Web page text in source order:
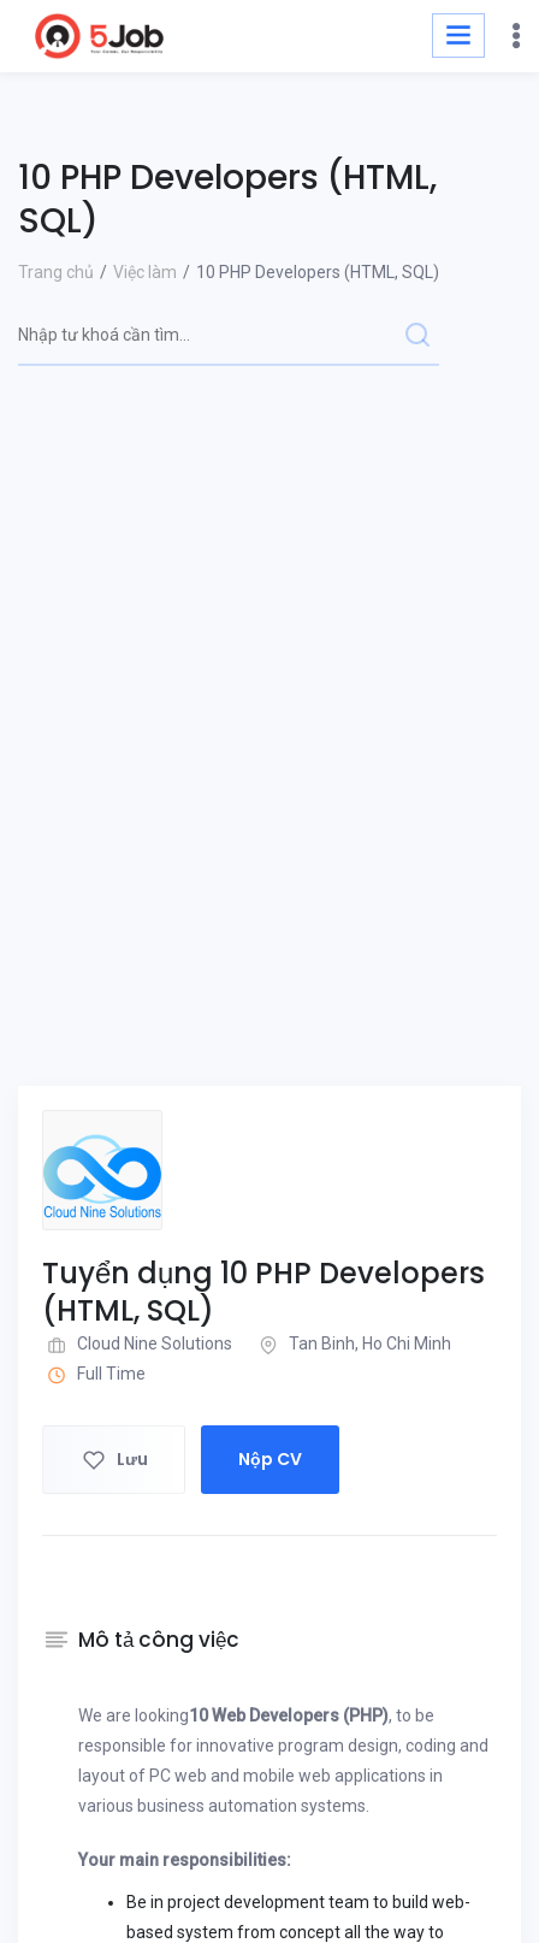
10 PHP Developers (HTML,
SQL)
Trang chủ Việc làm 10 PHP Developers (HTML, SQL)
Tuyển dụng 10 PHP Developers
(HTML, SQL)
Cloud Nine Solutions
Tan Binh, Ho Chi Minh
Full Time
Lưu Nộp CV
Mô tả công việc
We are looking10 Web Developers (PHP), to be
responsible for innovative program design, coding and
layout of PC web and mobile web applications in
various business automation systems.
Your main responsibilities:
Be in project development team to build web-
based system from concept all the way to